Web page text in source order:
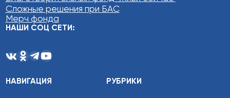
НАВИГАЦИЯ РУБРИКИ
Сложные решения при БАС
Мерч фонда
НАШИ СОЦ СЕТИ: